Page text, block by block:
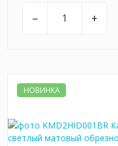
– +
НОВИНКА